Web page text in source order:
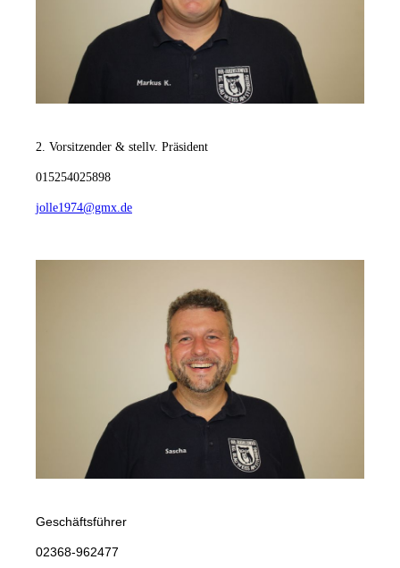
2. Vorsitzender & stellv. Präsident
015254025898
jolle1974@gmx.de
Geschäftsführer
02368-962477